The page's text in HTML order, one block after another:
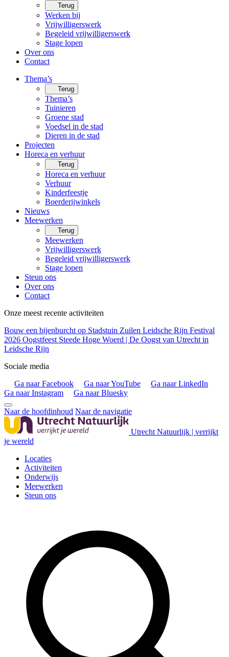
Terug
Werken bij
Vrijwilligerswerk
Begeleid vrijwilligerswerk
Stage lopen
Over ons
Contact
Thema’s
Terug
Thema’s
Tuinieren
Groene stad
Voedsel in de stad
Dieren in de stad
Projecten
Horeca en verhuur
Terug
Horeca en verhuur
Verhuur
Kinderfeestje
Boerderijwinkels
Nieuws
Meewerken
Terug
Meewerken
Vrijwilligerswerk
Begeleid vrijwilligerswerk
Stage lopen
Steun ons
Over ons
Contact
Onze meest recente activiteiten
Bouw een bijenburcht op Stadstuin Zuilen Leidsche Rijn Festival
2026 Oogstfeest Steede Hoge Woerd | De Oogst van Utrecht in
Leidsche Rijn
Sociale media
Ga naar Facebook
Ga naar YouTube
Ga naar LinkedIn
Ga naar Instagram
Ga naar Bluesky
Naar de hoofdinhoud Naar de navigatie
Utrecht Natuurlijk | verrijkt
je wereld
Locaties
Activiteiten
Onderwijs
Meewerken
Steun ons